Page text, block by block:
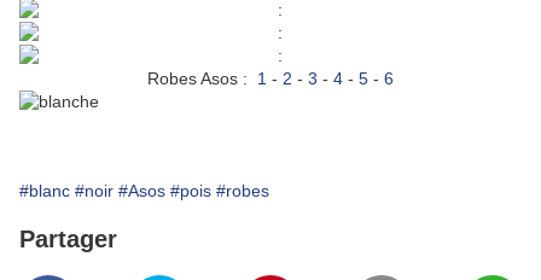
Robes Asos : 1 - 2 - 3 - 4 - 5 - 6
#blanc #noir #Asos #pois #robes
Partager